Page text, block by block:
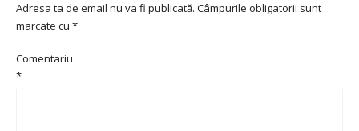
Adresa ta de email nu va fi publicată. Câmpurile obligatorii sunt
marcate cu *
Comentariu
*